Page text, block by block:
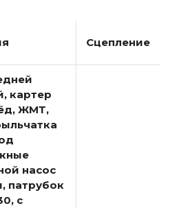
Сцепление
картер
ЖМТ,
насос
патрубок
с